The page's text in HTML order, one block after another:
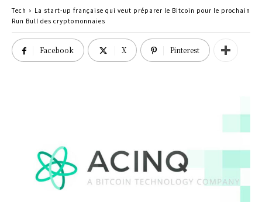
Tech
La start-up française qui veut préparer le Bitcoin pour le prochain
Run Bull des cryptomonnaies
Facebook X Pinterest